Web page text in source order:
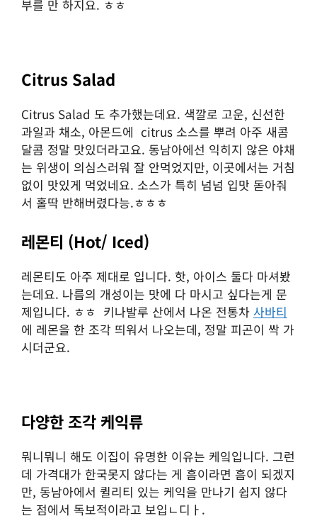
부를 만 하지요. ㅎㅎ
Citrus Salad
Citrus Salad 도 추가했는데요. 색깔로 고운, 신선한
과일과 채소, 아몬드에 citrus 소스를 뿌려 아주 새콤
달콤 정말 맛있더라고요. 동남아에선 익히지 않은 야채
는 위생이 의심스러워 잘 안먹었지만, 이곳에서는 거침
없이 맛있게 먹었네요. 소스가 특히 넘넘 입맛 돋아줘
서 홀딱 반해버렸다능.ㅎㅎㅎ
레몬티 (Hot/ Iced)
레몬티도 아주 제대로 입니다. 핫, 아이스 둘다 마셔봤
는데요. 나름의 개성이는 맛에 다 마시고 싶다는게 문
제입니다. ㅎㅎ 키나발루 산에서 나온 전통차 사바티
에 레몬을 한 조각 띄워서 나오는데, 정말 피곤이 싹 가
시더군요.
다양한 조각 케익류
뭐니뭐니 해도 이집이 유명한 이유는 케잌입니다. 그런
데 가격대가 한국못지 않다는 게 흠이라면 흠이 되겠지
만, 동남아에서 퀼리티 있는 케익을 만나기 쉽지 않다
는 점에서 독보적이라고 보입ㄴ디ㅏ.